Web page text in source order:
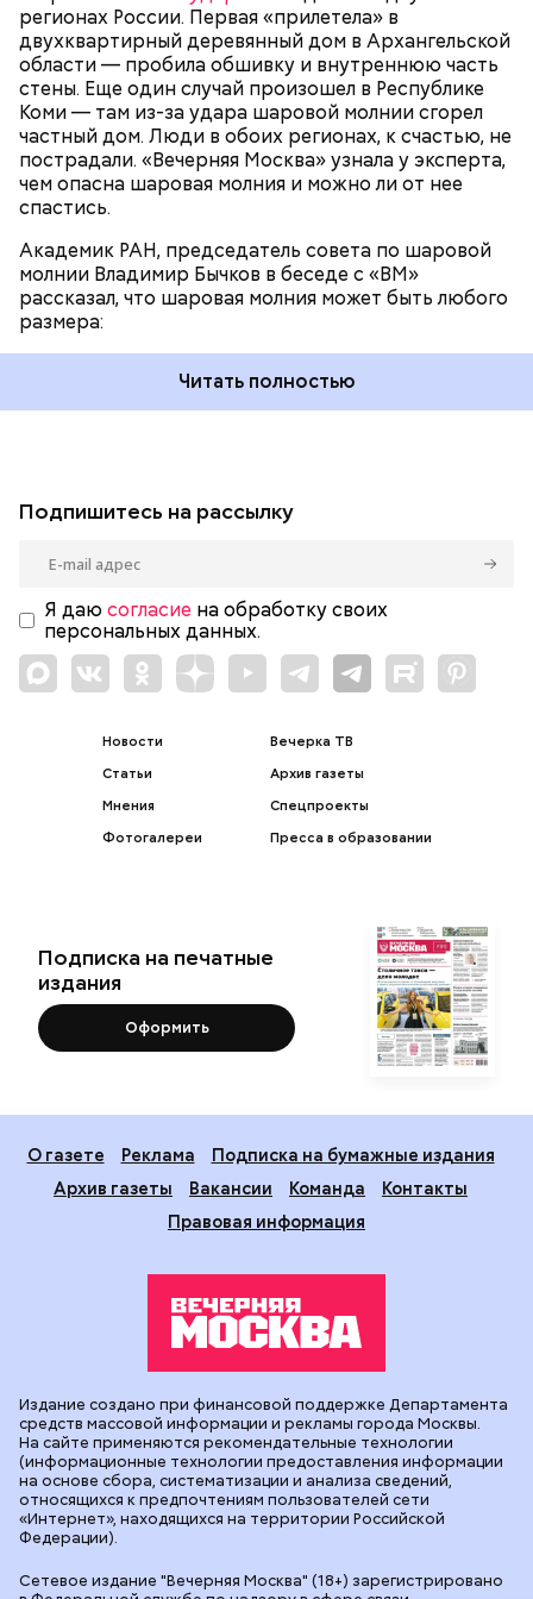
регионах России. Первая «прилетела» в
двухквартирный деревянный дом в Архангельской
области — пробила обшивку и внутреннюю часть
стены. Еще один случай произошел в Республике
Коми — там из-за удара шаровой молнии сгорел
частный дом. Люди в обоих регионах, к счастью, не
пострадали. «Вечерняя Москва» узнала у эксперта,
чем опасна шаровая молния и можно ли от нее
спастись.
Академик РАН, председатель совета по шаровой
молнии Владимир Бычков в беседе с «ВМ»
рассказал, что шаровая молния может быть любого
размера:
Читать полностью
Подпишитесь на рассылку
Я даю согласие на обработку своих
персональных данных.
Новости
Статьи
Мнения
Фотогалереи
Вечерка ТВ
Архив газеты
Спецпроекты
Пресса в образовании
Подписка на печатные
издания
Оформить
О газете Реклама
Подписка на бумажные издания
Архив газеты
Вакансии Команда
Контакты
Правовая информация
Сетевое издание "Вечерняя Москва" (18+) зарегистрировано
Издание создано при финансовой поддержке Департамента
средств массовой информации и рекламы города Москвы.
На сайте применяются рекомендательные технологии
(информационные технологии предоставления информации
на основе сбора, систематизации и анализа сведений,
относящихся к предпочтениям пользователей сети
«Интернет», находящихся на территории Российской
Федерации).